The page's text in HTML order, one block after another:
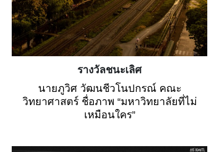
รางวัลชนะเลิศ
นายภูวิศ วัฒนชีวโนปกรณ์ คณะ
วิทยาศาสตร์ ชื่อภาพ “มหาวิทยาลัยที่ไม่
เหมือนใคร”